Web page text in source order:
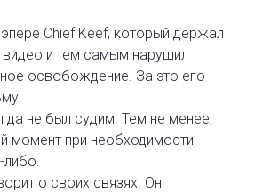
Chief Keef, который держал
и тем самым нарушил
освобождение. За это его
не был судим. Тем не менее,
момент при необходимости
либо.
о своих связях. Он